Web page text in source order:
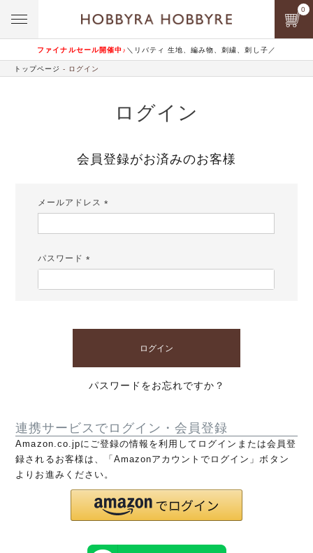
ファイナルセール開催中♪ ＼リバティ 生地、編み物、刺繍、刺し子／
0
トップページ ログイン
ログイン
会員登録がお済みのお客様
メールアドレス
パスワード
ログイン
パスワードをお忘れですか？
連携サービスでログイン・会員登録
Amazon.co.jpにご登録の情報を利用してログインまたは会員登
録されるお客様は、「Amazonアカウントでログイン」ボタン
よりお進みください。